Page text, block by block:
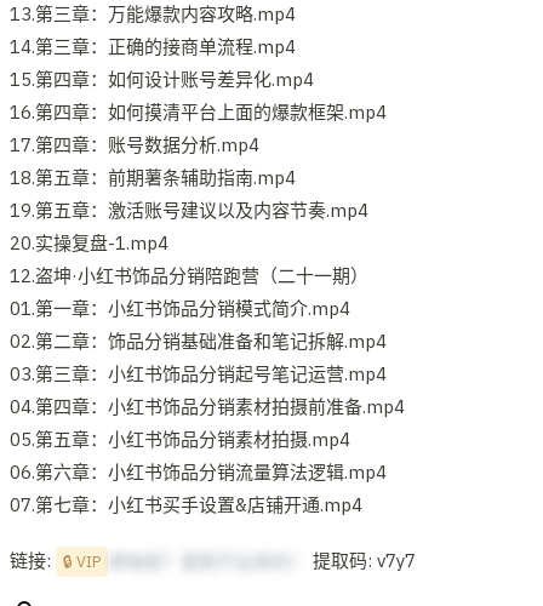
13.第三章：万能爆款内容攻略.mp4
14.第三章：正确的接商单流程.mp4
15.第四章：如何设计账号差异化.mp4
16.第四章：如何摸清平台上面的爆款框架.mp4
17.第四章：账号数据分析.mp4
18.第五章：前期薯条辅助指南.mp4
19.第五章：激活账号建议以及内容节奏.mp4
20.实操复盘-1.mp4
12.盗坤·小红书饰品分销陪跑营（二十一期）
01.第一章：小红书饰品分销模式简介.mp4
02.第二章：饰品分销基础准备和笔记拆解.mp4
03.第三章：小红书饰品分销起号笔记运营.mp4
04.第四章：小红书饰品分销素材拍摄前准备.mp4
05.第五章：小红书饰品分销素材拍摄.mp4
06.第六章：小红书饰品分销流量算法逻辑.mp4
07.第七章：小红书买手设置&店铺开通.mp4
链接: 🔒 VIP 提取码: v7y7